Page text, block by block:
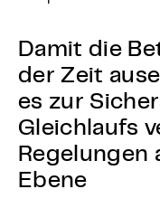
Damit die
der Zeit
es zur
Gleichlaufs
Regelungen
Ebene